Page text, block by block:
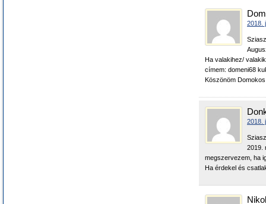
2018.
Ha valakihez/
címem: domeni68
Köszönöm
2018.
2019.
megszervezem, ha
Ha érdekel és